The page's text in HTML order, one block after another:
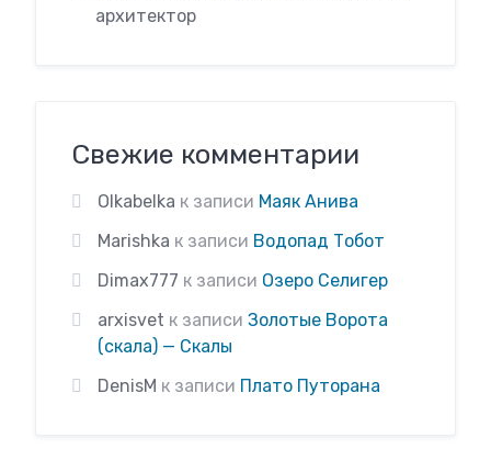
архитектор
Свежие комментарии
Olkabelka к записи Маяк Анива
Marishka к записи Водопад Тобот
Dimax777 к записи Озеро Селигер
arxisvet к записи Золотые Ворота
(скала) — Скалы
DenisM к записи Плато Путорана